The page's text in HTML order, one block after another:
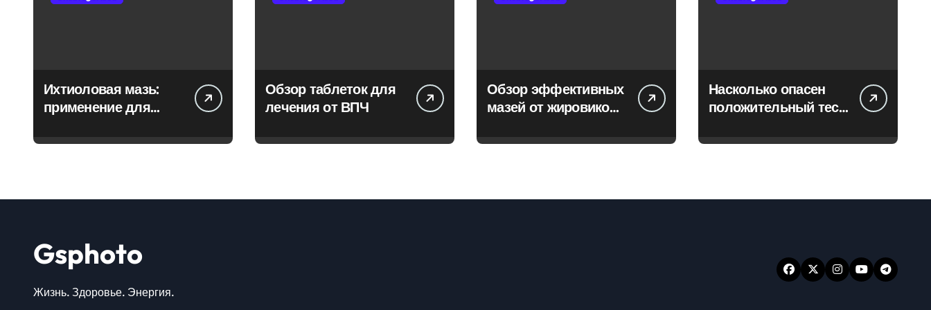
Ихтиоловая мазь:
применение для
Обзор таблеток для
лечения от ВПЧ
Обзор эффективных
мазей от жировиков
эффектом
Насколько опасен
положительный тест
Gsphoto
Жизнь. Здоровье. Энергия.